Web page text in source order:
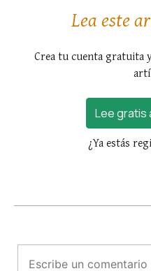
Lea este
Crea tu cuenta gratuita
Lee gratis
¿Ya estás